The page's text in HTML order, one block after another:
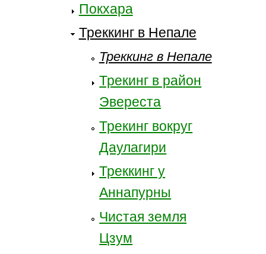
Покхара
Треккинг в Непале
Треккинг в Непале
Трекинг в район
Эвереста
Трекинг вокруг
Даулагири
Треккинг у
Аннапурны
Чистая земля
Цзум